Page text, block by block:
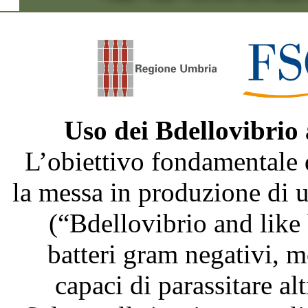
Uso dei
L’obiettivo fondamentale
la messa in produzione di
(“Bdellovibrio and like
batteri gram negativi,
capaci di parassitare